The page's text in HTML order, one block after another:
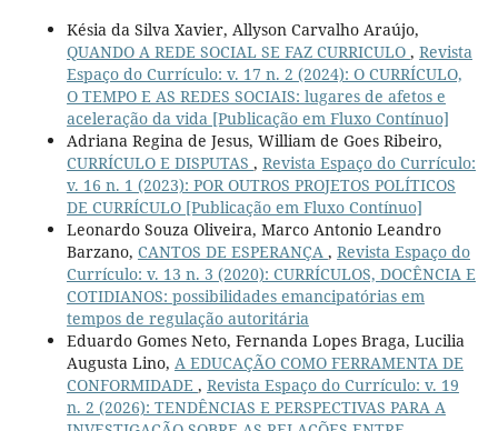
Késia da Silva Xavier, Allyson Carvalho Araújo,
QUANDO A REDE SOCIAL SE FAZ CURRICULO , Revista
Espaço do Currículo: v. 17 n. 2 (2024): O CURRÍCULO,
O TEMPO E AS REDES SOCIAIS: lugares de afetos e
aceleração da vida [Publicação em Fluxo Contínuo]
Adriana Regina de Jesus, William de Goes Ribeiro,
CURRÍCULO E DISPUTAS , Revista Espaço do Currículo:
v. 16 n. 1 (2023): POR OUTROS PROJETOS POLÍTICOS
DE CURRÍCULO [Publicação em Fluxo Contínuo]
Leonardo Souza Oliveira, Marco Antonio Leandro
Barzano, CANTOS DE ESPERANÇA , Revista Espaço do
Currículo: v. 13 n. 3 (2020): CURRÍCULOS, DOCÊNCIA E
COTIDIANOS: possibilidades emancipatórias em
tempos de regulação autoritária
Eduardo Gomes Neto, Fernanda Lopes Braga, Lucilia
Augusta Lino, A EDUCAÇÃO COMO FERRAMENTA DE
CONFORMIDADE , Revista Espaço do Currículo: v. 19
n. 2 (2026): TENDÊNCIAS E PERSPECTIVAS PARA A